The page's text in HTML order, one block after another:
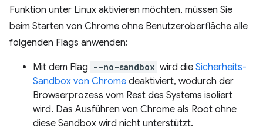
Funktion unter Linux aktivieren möchten, müssen Sie
beim Starten von Chrome ohne Benutzeroberfläche alle
folgenden Flags anwenden:
Mit dem Flag --no-sandbox wird die Sicherheits-
Sandbox von Chrome deaktiviert, wodurch der
Browserprozess vom Rest des Systems isoliert
wird. Das Ausführen von Chrome als Root ohne
diese Sandbox wird nicht unterstützt.